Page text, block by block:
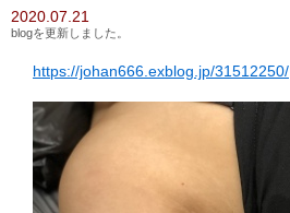
2020.07.21
blogを更新しました。
https://johan666.exblog.jp/31512250/